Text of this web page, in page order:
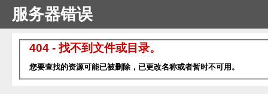
服务器错误
404 - 找不到文件或目录。
您要查找的资源可能已被删除，已更改名称或者暂时不可用。